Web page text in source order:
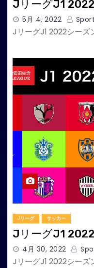
JリーグJ1
5月 4, 2022
JリーグJ1 2022シーズ
Jリーグ サッカー
JリーグJ1
4月 30, 2022
JリーグJ1 2022シーズ